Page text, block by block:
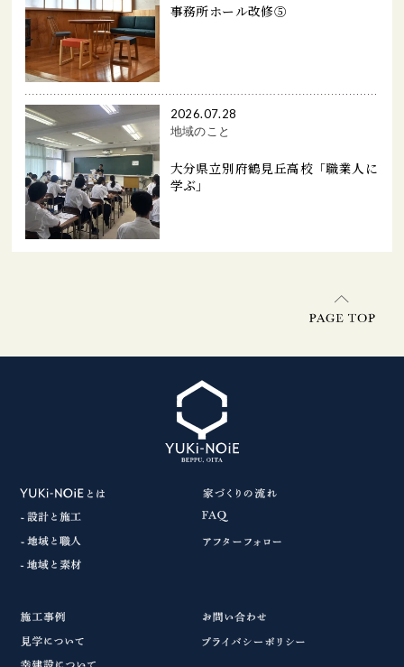
事務所ホール改修⑤
2026.07.28
地域のこと
大分県立別府鶴見丘高校「職業人に
学ぶ」